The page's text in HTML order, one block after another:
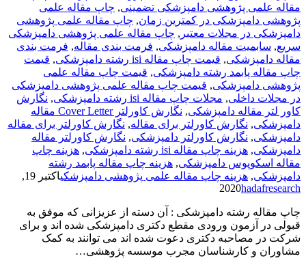
مقاله علمی پژوهشی دامپزشکی تضمینی, چاپ مقاله علمی
پژوهشی دامپزشکی در کمترین زمان, چاپ مقاله علمی پژوهشی
دامپزشکی در مجلات معتبر , چاپ مقاله علمی پژوهشی دامپزشکی
سریع, سابمیت مقاله دامپزشکی, فرمت­ بندی مقاله, فرمت­ بندی
مقاله دامپزشکی, قیمت چاپ مقاله isi رشته دامپزشکی , قیمت
چاپ مقاله پابمد رشته دامپزشکی, قیمت چاپ مقاله علمی
پژوهشی دامپزشکی, قیمت چاپ مقاله علمی پژوهشی دامپزشکی
در مجلات داخلی, مجلات چاپ مقاله isi رشته دامپزشکی , نگارش
کاور لتر مقاله دامپزشکی,
نگارش کاورلتر Cover Letter مقاله
دامپزشکی, نگارش کاورلتر برای مقاله, نگارش کاورلتر برای مقاله
دامپزشکی, نگارش کاورلتر دامپزشکی, نگارش کاورلتر مقاله
دامپزشکی, هزینه چاپ مقاله isi رشته دامپزشکی , هزینه چاپ
مقاله اسکوپوس دامپزشکی, هزینه چاپ مقاله پابمد رشته
دامپزشکی, هزینه چاپ مقاله علمی پژوهشی دامپزشکی
اکتبر 19,
2020hadafresearch
چاپ مقاله رشته دامپزشکی : آن دسته از عزیزانی که موفق به
قبولی در آزمون ورودی مقطع دکتری دامپزشکی شده اند و برای
شرکت در مصاحبه دکتری دعوت شده اند می توانند به کمک
مشاوران و کارشناسان مجرب موسسه پژوهشی…